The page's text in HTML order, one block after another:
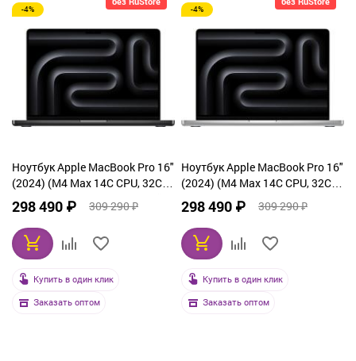
-4%
Ноутбук Apple MacBook Pro 16"
(2024) (M4 Max 14C CPU, 32C
GPU) 36 ГБ, 1 Тб SSD, чёрный
космос (MX303)
298 490 ₽ 309 290 ₽
Купить в один клик
Заказать оптом
-4%
Ноутбук Apple MacBook Pro 16"
(2024) (M4 Max 14C CPU, 32C
GPU) 36 ГБ, 1 Тб SSD,
серебристый (MX2V3)
298 490 ₽ 309 290 ₽
Купить в один клик
Заказать оптом